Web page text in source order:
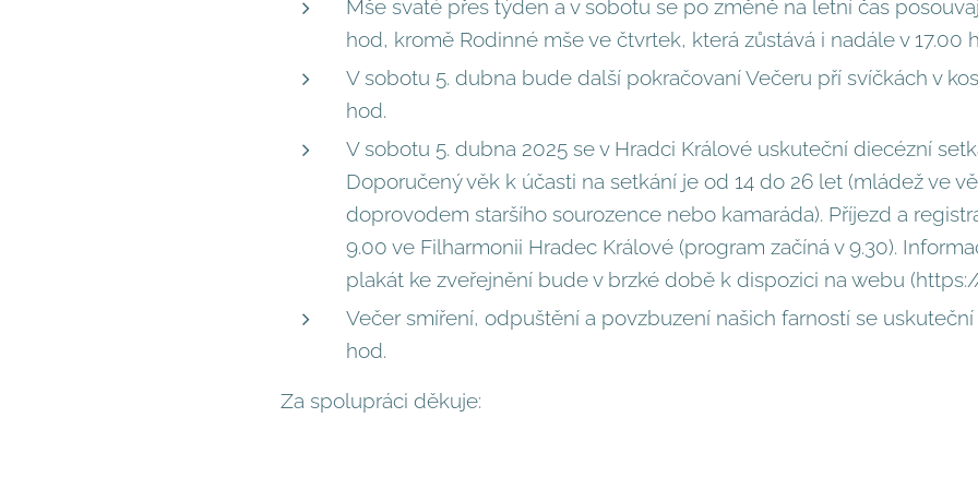
Mše svaté přes týden a v sobotu se po změně na letní čas
hod, kromě Rodinné mše ve čtvrtek, která zůstává i nadále v 17.00
V sobotu 5. dubna bude další pokračovaní Večeru pří svíčkách v
hod.
V sobotu 5. dubna 2025 se v Hradci Králové uskuteční diecézní
Doporučený věk k účasti na setkání je od 14 do 26 let (mládež ve
doprovodem staršího sourozence nebo kamaráda). Příjezd a
9.00 ve Filharmonii Hradec Králové (program začíná v 9.30).
plakát ke zveřejnění bude v brzké době k dispozici na webu
Večer smíření, odpuštění a povzbuzení našich farností se uskuteční
hod.
Za spolupráci děkuje: